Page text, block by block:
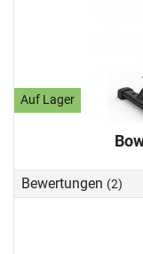
Auf Lager
Bewertungen (2)